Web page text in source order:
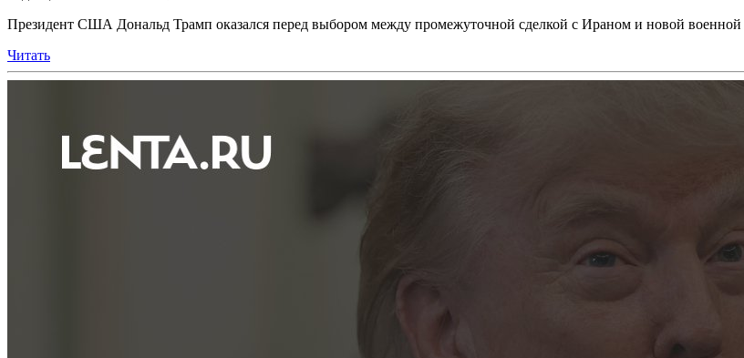
Президент США Дональд Трамп оказался перед выбором между промежуточной сделкой с Ираном и новой
Читать